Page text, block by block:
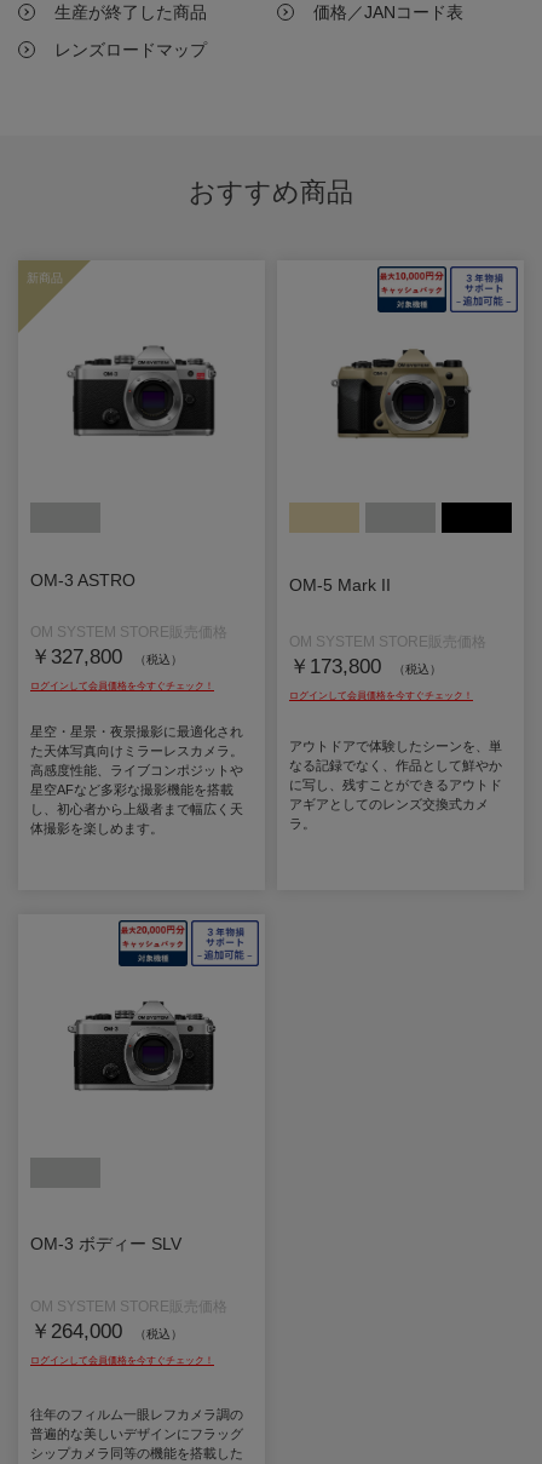
生産が終了した商品
価格／JANコード表
レンズロードマップ
おすすめ商品
OM-3 ASTRO
￥327,800 （税込）
星空・星景・夜景撮影に最適化され
た天体写真向けミラーレスカメラ。
高感度性能、ライブコンポジットや
星空AFなど多彩な撮影機能を搭載
し、初心者から上級者まで幅広く天
体撮影を楽しめます。
OM-5 Mark II
￥173,800 （税込）
アウトドアで体験したシーンを、単
なる記録でなく、作品として鮮やか
に写し、残すことができるアウトド
アギアとしてのレンズ交換式カメ
ラ。
OM-3 ボディー SLV
￥264,000 （税込）
往年のフィルム一眼レフカメラ調の
普遍的な美しいデザインにフラッグ
シップカメラ同等の機能を搭載した